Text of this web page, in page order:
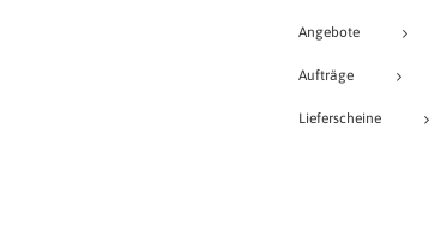
Angebote
Aufträge
Lieferscheine